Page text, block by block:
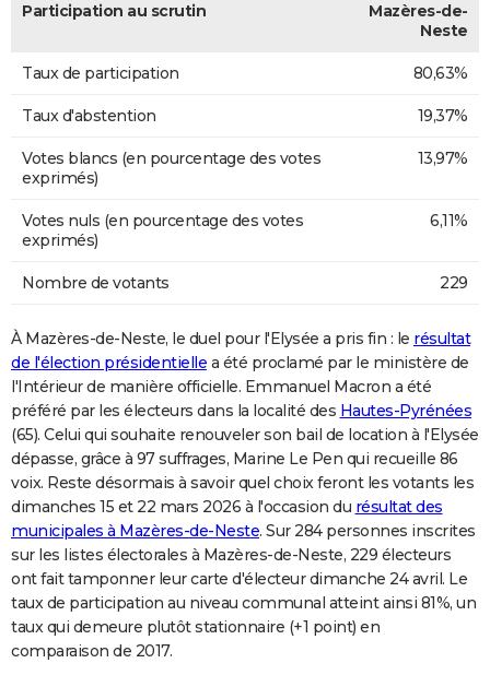
Participation au scrutin
Mazères-de-
Neste
Taux de participation 80,63%
Taux d'abstention 19,37%
Votes blancs (en pourcentage des votes
exprimés)
13,97%
Votes nuls (en pourcentage des votes
exprimés)
6,11%
Nombre de votants 229
À Mazères-de-Neste, le duel pour l'Elysée a pris fin : le résultat
de l'élection présidentielle a été proclamé par le ministère de
l'Intérieur de manière officielle. Emmanuel Macron a été
préféré par les électeurs dans la localité des Hautes-Pyrénées
(65). Celui qui souhaite renouveler son bail de location à l'Elysée
dépasse, grâce à 97 suffrages, Marine Le Pen qui recueille 86
voix. Reste désormais à savoir quel choix feront les votants les
dimanches 15 et 22 mars 2026 à l'occasion du résultat des
municipales à Mazères-de-Neste. Sur 284 personnes inscrites
sur les listes électorales à Mazères-de-Neste, 229 électeurs
ont fait tamponner leur carte d'électeur dimanche 24 avril. Le
taux de participation au niveau communal atteint ainsi 81%, un
taux qui demeure plutôt stationnaire (+1 point) en
comparaison de 2017.